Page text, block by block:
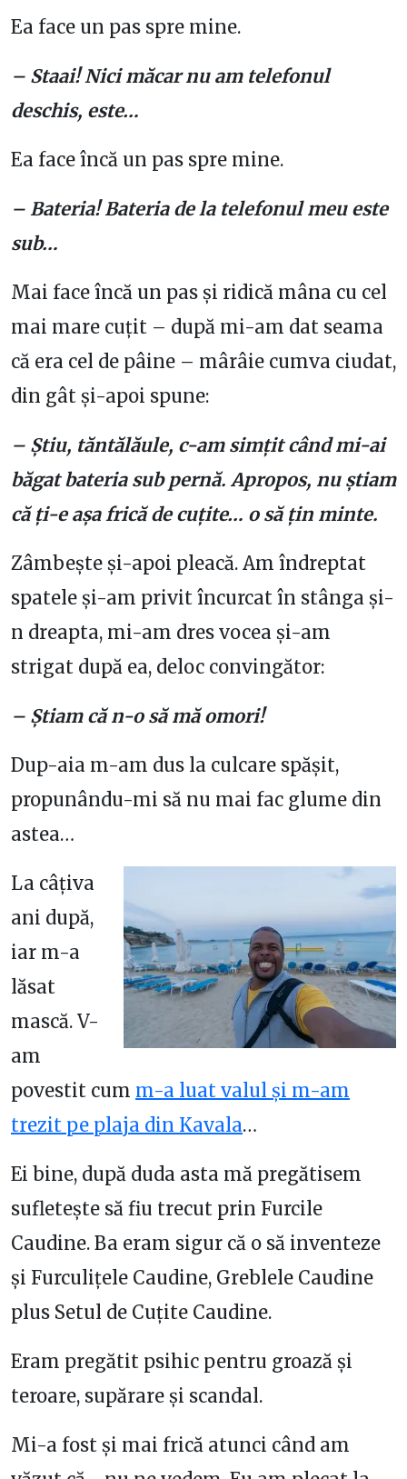
Ea face un pas spre mine.
– Staai! Nici măcar nu am telefonul
deschis, este…
Ea face încă un pas spre mine.
– Bateria! Bateria de la telefonul meu este
sub…
Mai face încă un pas și ridică mâna cu cel
mai mare cuțit – după mi-am dat seama
că era cel de pâine – mârâie cumva ciudat,
din gât și-apoi spune:
– Știu, tăntălăule, c-am simțit când mi-ai
băgat bateria sub pernă. Apropos, nu știam
că ți-e așa frică de cuțite… o să țin minte.
Zâmbește și-apoi pleacă. Am îndreptat
spatele și-am privit încurcat în stânga și-
n dreapta, mi-am dres vocea și-am
strigat după ea, deloc convingător:
– Știam că n-o să mă omori!
Dup-aia m-am dus la culcare spășit,
propunându-mi să nu mai fac glume din
astea…
La câțiva
ani după,
iar m-a
lăsat
mască. V-
am
povestit cum m-a luat valul și m-am
trezit pe plaja din Kavala…
Ei bine, după duda asta mă pregătisem
sufletește să fiu trecut prin Furcile
Caudine. Ba eram sigur că o să inventeze
și Furculițele Caudine, Greblele Caudine
plus Setul de Cuțite Caudine.
Eram pregătit psihic pentru groază și
teroare, supărare și scandal.
Mi-a fost și mai frică atunci când am